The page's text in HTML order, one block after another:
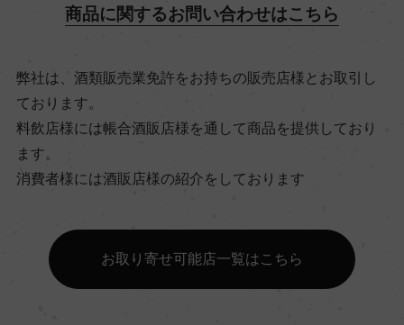
ビオ情報・認証機関
ビオロジック, Agriculture Biologique
有機JAS認証
ー
コンクール入賞歴
商品に関するお問い合わせはこちら
弊社は、酒類販売業免許をお持ちの販売店様とお取引し
ております。
料飲店様には帳合酒販店様を通して商品を提供しており
ます。
消費者様には酒販店様の紹介をしております
お取り寄せ可能店一覧はこちら